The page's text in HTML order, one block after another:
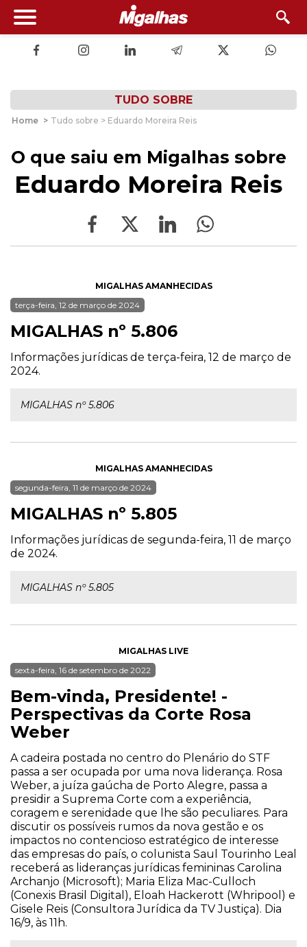
TUDO SOBRE
Home > Tudo sobre > Eduardo Moreira Reis
O que saiu em Migalhas sobre
Eduardo Moreira Reis
MIGALHAS AMANHECIDAS
terça-feira, 12 de março de 2024
MIGALHAS nº 5.806
Informações jurídicas de terça-feira, 12 de março de
2024.
MIGALHAS nº 5.806
MIGALHAS AMANHECIDAS
segunda-feira, 11 de março de 2024
MIGALHAS nº 5.805
Informações jurídicas de segunda-feira, 11 de março
de 2024.
MIGALHAS nº 5.805
MIGALHAS LIVE
sexta-feira, 16 de setembro de 2022
Bem-vinda, Presidente! -
Perspectivas da Corte Rosa
Weber
A cadeira postada no centro do Plenário do STF
passa a ser ocupada por uma nova liderança. Rosa
Weber, a juíza gaúcha de Porto Alegre, passa a
presidir a Suprema Corte com a experiência,
coragem e serenidade que lhe são peculiares. Para
discutir os possíveis rumos da nova gestão e os
impactos no contencioso estratégico de interesse
das empresas do país, o colunista Saul Tourinho Leal
receberá as lideranças jurídicas femininas Carolina
Archanjo (Microsoft); Maria Eliza Mac-Culloch
(Conexis Brasil Digital), Eloah Hackerott (Whripool) e
Gisele Reis (Consultora Jurídica da TV Justiça). Dia
16/9, às 11h.